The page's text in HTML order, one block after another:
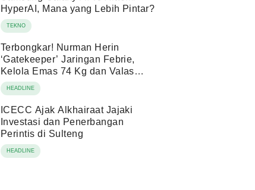
HyperAI, Mana yang Lebih Pintar?
TEKNO
Terbongkar! Nurman Herin
‘Gatekeeper’ Jaringan Febrie,
Kelola Emas 74 Kg dan Valas
Ratusan Miliar!
HEADLINE
ICECC Ajak Alkhairaat Jajaki
Investasi dan Penerbangan
Perintis di Sulteng
HEADLINE